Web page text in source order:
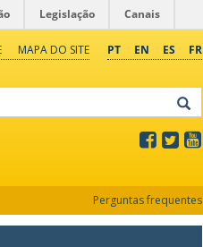
Legislação Canais
PT EN ES FR
MAPA DO SITE
Perguntas frequentes